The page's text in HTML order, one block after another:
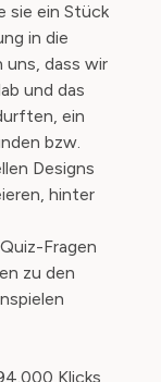
sie ein Stück
in die
uns, dass wir
und das
ein
bzw.
Designs
hinter
Fragen
zu den
Klicks